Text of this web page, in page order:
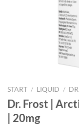
START / LIQUID /
Dr. Frost |
| 20mg